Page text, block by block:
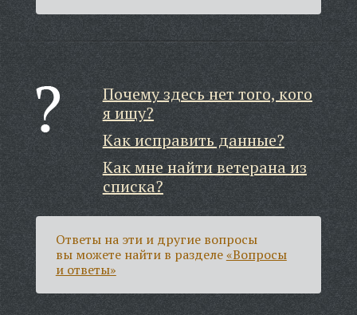
Почему здесь нет того, кого
я ищу?
Как исправить данные?
Как мне найти ветерана из
списка?
Ответы на эти и другие вопросы
вы можете найти в разделе«Вопросы
и ответы»